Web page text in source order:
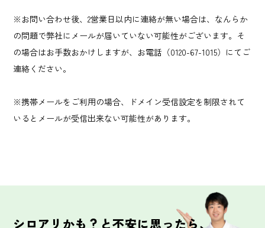
※お問い合わせ後、2営業日以内に連絡が無い場合は、なんらか
の問題で弊社にメールが届いていない可能性がございます。そ
の場合はお手数おかけしますが、お電話（0120-67-1015）にてご
連絡ください。
※携帯メールをご利用の場合、ドメイン受信設定を制限されて
いるとメールが受信出来ない可能性があります。
シロアリかも？と不安に思ったら、